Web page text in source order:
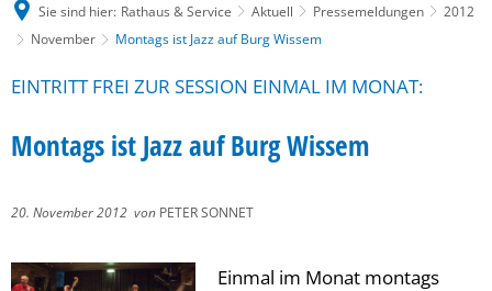
Sie sind hier: Rathaus & Service Aktuell Pressemeldungen
2012
November
Montags ist Jazz auf Burg Wissem
EINTRITT FREI ZUR SESSION EINMAL IM MONAT:
Montags ist Jazz auf Burg Wissem
20. November 2012 von PETER SONNET
Einmal im Monat montags